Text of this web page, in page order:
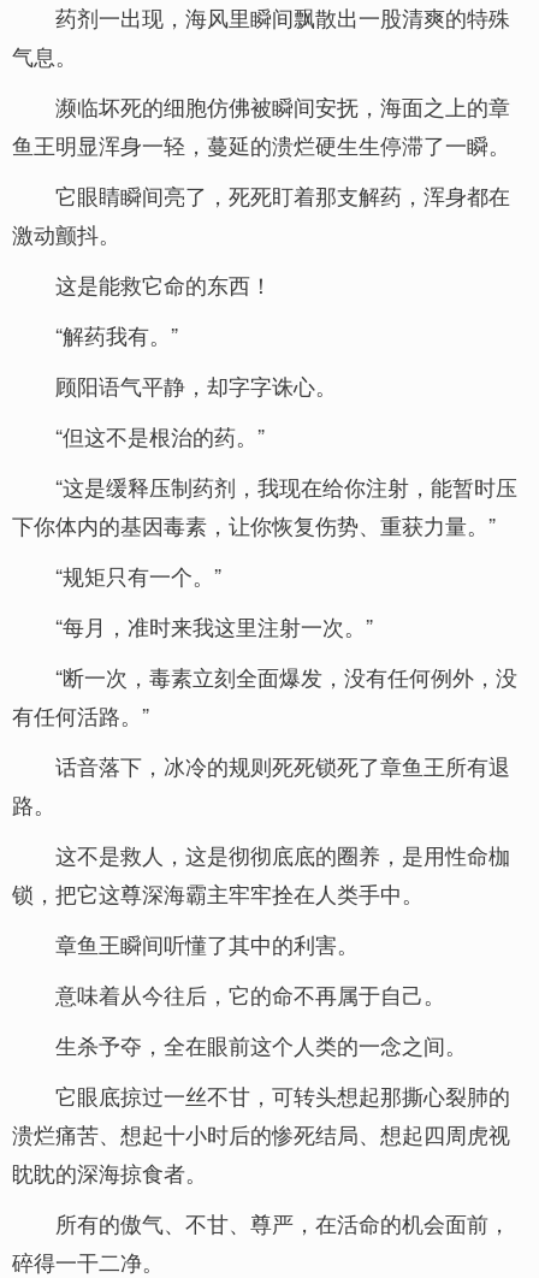
药剂一出现，海风里瞬间飘散出一股清爽的特殊
气息。
濒临坏死的细胞仿佛被瞬间安抚，海面之上的章
鱼王明显浑身一轻，蔓延的溃烂硬生生停滞了一瞬。
它眼睛瞬间亮了，死死盯着那支解药，浑身都在
激动颤抖。
这是能救它命的东西！
“解药我有。”
顾阳语气平静，却字字诛心。
“但这不是根治的药。”
“这是缓释压制药剂，我现在给你注射，能暂时压
下你体内的基因毒素，让你恢复伤势、重获力量。”
“规矩只有一个。”
“每月，准时来我这里注射一次。”
“断一次，毒素立刻全面爆发，没有任何例外，没
有任何活路。”
话音落下，冰冷的规则死死锁死了章鱼王所有退
路。
这不是救人，这是彻彻底底的圈养，是用性命枷
锁，把它这尊深海霸主牢牢拴在人类手中。
章鱼王瞬间听懂了其中的利害。
意味着从今往后，它的命不再属于自己。
生杀予夺，全在眼前这个人类的一念之间。
它眼底掠过一丝不甘，可转头想起那撕心裂肺的
溃烂痛苦、想起十小时后的惨死结局、想起四周虎视
眈眈的深海掠食者。
所有的傲气、不甘、尊严，在活命的机会面前，
碎得一干二净。